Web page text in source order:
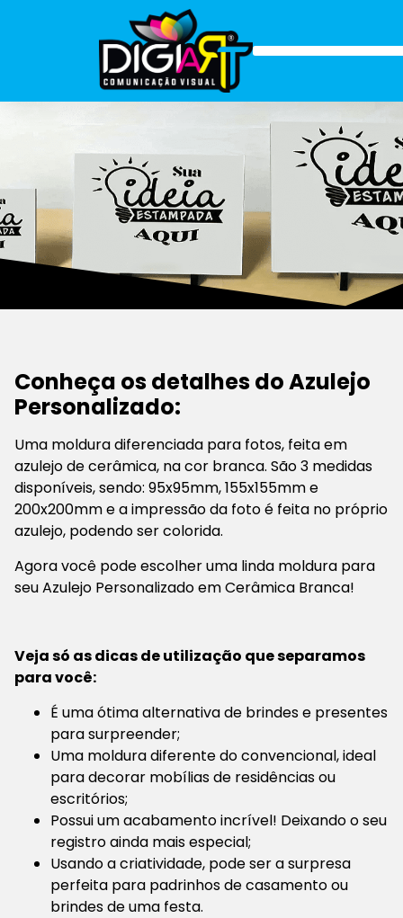
Conheça os detalhes do Azulejo
Personalizado:
Uma moldura diferenciada para fotos, feita em
azulejo de cerâmica, na cor branca. São 3 medidas
disponíveis, sendo: 95x95mm, 155x155mm e
200x200mm e a impressão da foto é feita no próprio
azulejo, podendo ser colorida.
Agora você pode escolher uma linda moldura para
seu Azulejo Personalizado em Cerâmica Branca!
Veja só as dicas de utilização que separamos
para você:
É uma ótima alternativa de brindes e presentes
para surpreender;
Uma moldura diferente do convencional, ideal
para decorar mobílias de residências ou
escritórios;
Possui um acabamento incrível! Deixando o seu
registro ainda mais especial;
Usando a criatividade, pode ser a surpresa
perfeita para padrinhos de casamento ou
brindes de uma festa.